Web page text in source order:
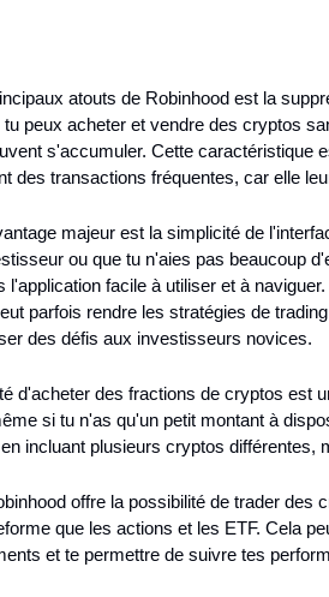
atouts de Robinhood est la
tu peux acheter et vendre des cryptos
s'accumuler. Cette caractéristique
des transactions fréquentes, car elle
majeur est la simplicité de
ou que tu n'aies pas beaucoup
l'application facile à utiliser et à
parfois rendre les stratégies de
des défis aux investisseurs novices.
d'acheter des fractions de cryptos est
si tu n'as qu'un petit montant à
incluant plusieurs cryptos différentes,
offre la possibilité de trader des
que les actions et les ETF. Cela
et te permettre de suivre tes